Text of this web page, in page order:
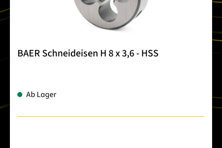
BAER Schneideisen H 8 x 3,6 - HSS
Ab Lager